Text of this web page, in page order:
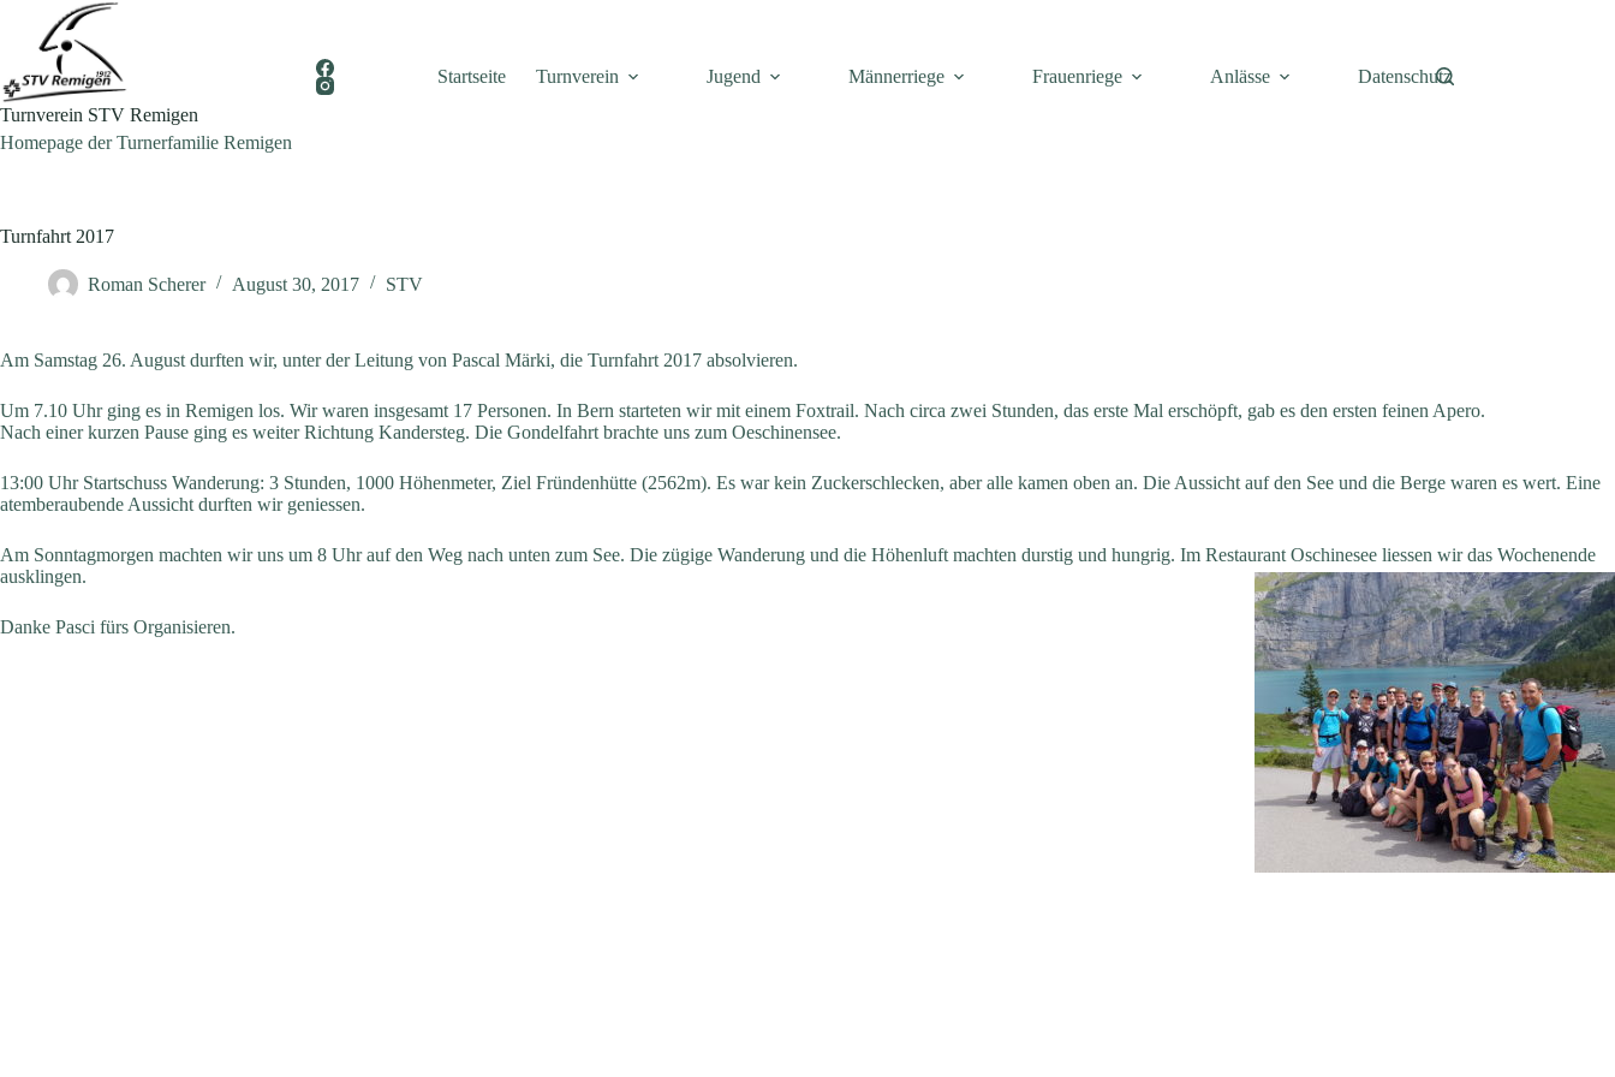
springen
Turnverein STV Remigen
Homepage der Turnerfamilie Remigen
Startseite Turnverein Jugend Männerriege Frauenriege Anlässe Datenschutz
Turnfahrt 2017
Roman Scherer August 30, 2017 STV
Am Samstag 26. August durften wir, unter der Leitung von Pascal Märki, die Turnfahrt 2017 absolvieren.
Um 7.10 Uhr ging es in Remigen los. Wir waren insgesamt 17 Personen. In Bern starteten wir mit einem Foxtrail. Nach circa zwei Stunden, das erste Mal erschöpft, gab es den ersten feinen Apero.
Nach einer kurzen Pause ging es weiter Richtung Kandersteg. Die Gondelfahrt brachte uns zum Oeschinensee.
13:00 Uhr Startschuss Wanderung: 3 Stunden, 1000 Höhenmeter, Ziel Fründenhütte (2562m). Es war kein Zuckerschlecken, aber alle kamen oben an. Die Aussicht auf den See und die Berge waren es wert. Eine
atemberaubende Aussicht durften wir geniessen.
Am Sonntagmorgen machten wir uns um 8 Uhr auf den Weg nach unten zum See. Die zügige Wanderung und die Höhenluft machten durstig und hungrig. Im Restaurant Oschinesee liessen wir das Wochenende
ausklingen.
Danke Pasci fürs Organisieren.